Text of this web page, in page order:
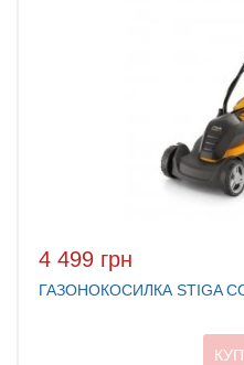
4 499 грн
ГАЗОНОКОСИЛКА STIGA